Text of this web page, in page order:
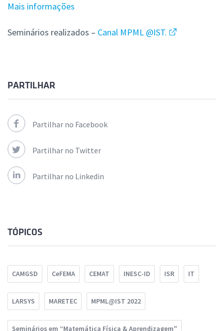
Mais informações
Seminários realizados – Canal MPML @IST.
PARTILHAR
Partilhar no Facebook
Partilhar no Twitter
Partilhar no Linkedin
TÓPICOS
CAMGSD CeFEMA CEMAT INESC-ID ISR IT
LARSYS MARETEC MPML@IST 2022
Seminários em “Matemática Física & Aprendizagem"